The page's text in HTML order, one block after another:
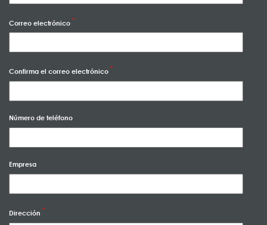
Correo electrónico
Confirma el correo electrónico
Número de teléfono
Empresa
Dirección